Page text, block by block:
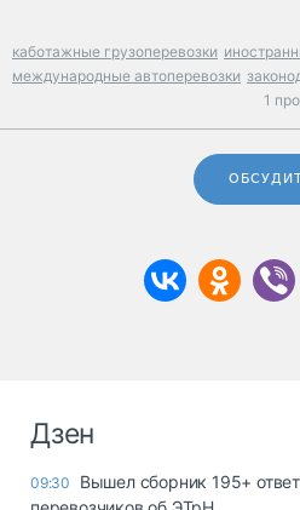
каботажные грузоперевозки
международные автоперевозки
1
Дзен
09:30
Вышел сборник 195+